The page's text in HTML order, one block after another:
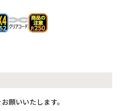
願いいたします。